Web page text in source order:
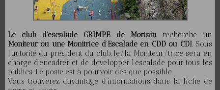
Le club d’escalade GRIMPE de Mortainrecherche un
Moniteur ou une Monitrice d’Escalade en CDD ou CDI. Sous
l’autorité du président du club, le/la Moniteur/trice sera en
charge d’encadrer et de développer l’escalade pour tous les
publics. Le poste est à pourvoir dès que possible.
Vous trouverez davantage d’informations dans la fiche de